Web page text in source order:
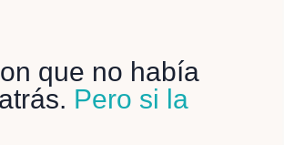
que no había
Pero si la